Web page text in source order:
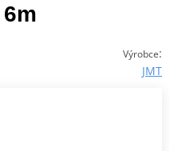
Výrobce:
JMT